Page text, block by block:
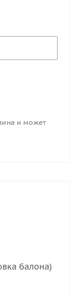
и может
балона)